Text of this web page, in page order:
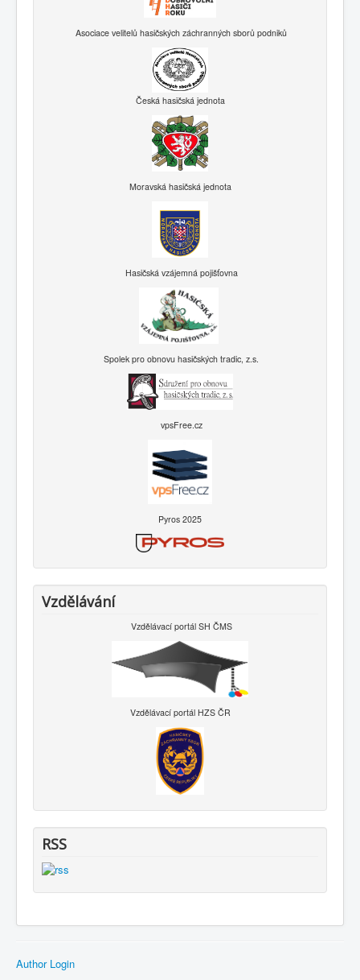
Asociace velitelů hasičských záchranných sborů podniků
Česká hasičská jednota
Moravská hasičská jednota
Hasičská vzájemná pojišťovna
Spolek pro obnovu hasičských tradic, z.s.
vpsFree.cz
Pyros 2025
Vzdělávání
Vzdělávací portál SH ČMS
Vzdělávací portál HZS ČR
RSS
Author Login